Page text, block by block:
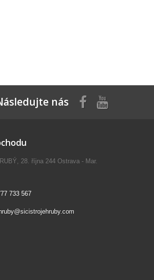
nás
28. října 244 Ostrava - Mar.
733 567